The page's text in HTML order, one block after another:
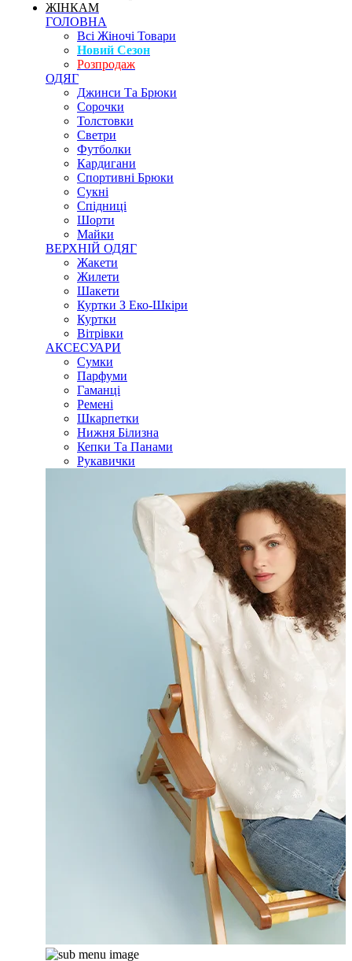
ЖІНКАМ
ГОЛОВНА
Всі Жіночі Товари
Новий Сезон
Розпродаж
ОДЯГ
Джинси Та Брюки
Сорочки
Толстовки
Светри
Футболки
Кардигани
Спортивні Брюки
Сукні
Спідниці
Шорти
Майки
ВЕРХНІЙ ОДЯГ
Жакети
Жилети
Шакети
Куртки З Еко-Шкіри
Куртки
Вітрівки
АКСЕСУАРИ
Сумки
Парфуми
Гаманці
Ремені
Шкарпетки
Нижня Білизна
Кепки Та Панами
Рукавички